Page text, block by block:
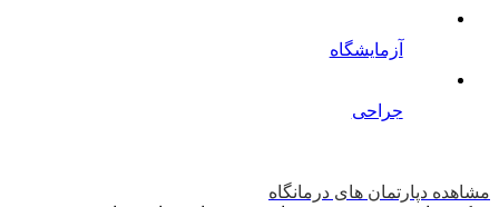
آزمایشگاه
جراحی
مشاهده دپارتمان های درمانگاه